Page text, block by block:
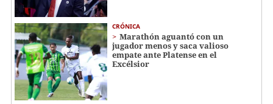
CRÓNICA
Marathón aguantó con un
jugador menos y saca valioso
empate ante Platense en el
Excélsior